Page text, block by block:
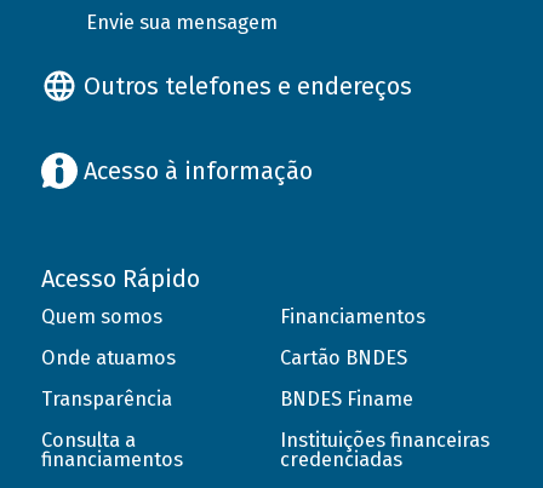
Envie sua mensagem
Outros telefones e endereços
Acesso à informação
Acesso Rápido
Quem somos
Onde atuamos
Transparência
Consulta a
financiamentos
Financiamentos
Cartão BNDES
BNDES Finame
Instituições financeiras
credenciadas